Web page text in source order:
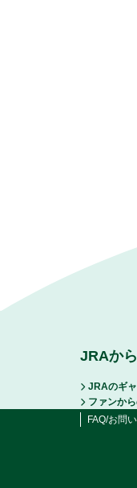
JRAか
JRAのギ
ファンか
FAQ/お問